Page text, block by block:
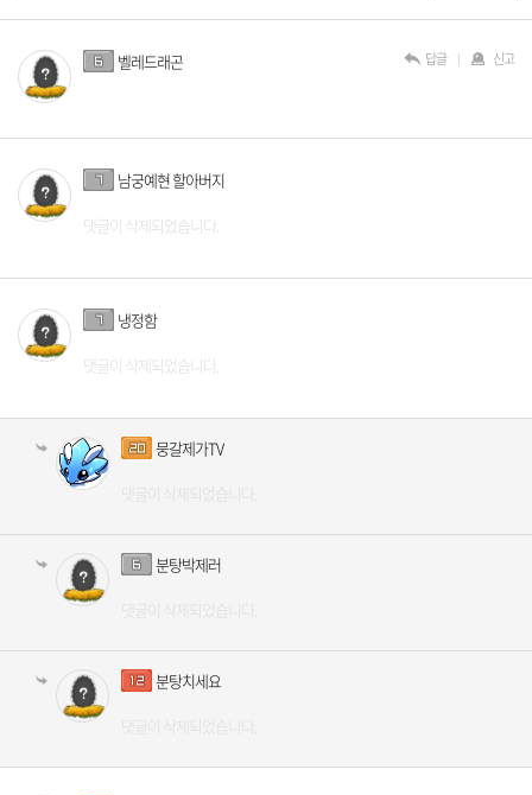
벨레드래곤 답글 신고
남궁예현 할아버지
댓글이 삭제되었습니다.
냉정함
댓글이 삭제되었습니다.
뭉갈제가TV
댓글이 삭제되었습니다.
분탕박제러
댓글이 삭제되었습니다.
분탕치세요
댓글이 삭제되었습니다.